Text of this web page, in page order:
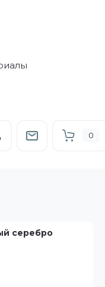
0
серебро